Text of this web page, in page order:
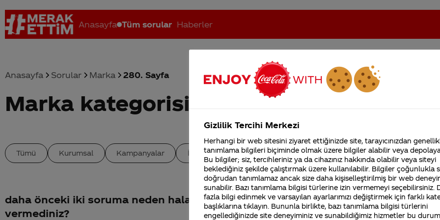
Anasayfa Tüm sorular Haberler
Coca-Cola nerenin malı? Coca cola İsrail malı mı Yani ... Coca-Cola'nın Filistin'de fabr...
Anasayfa Sorular Marka 280. Sayfa
Marka kategorisindeki sorular
Tümü Kurumsal Kampanyalar İçerik Sürdürülebilirlik Marka
daha önceki iki soruma neden hala cevap
vermediniz?
Ben digütürk play maç paketi kazan
ama yazdığımda geçersiz diyor acaba
Kurumsal
4355 Soru
Coca-Cola Şirketi
merak ettikleriniz.
Fabrikalarımız,
sertifikalarımız, faaliyet
gösterdiğimiz ülkeler,
tarihçemiz ve daha
Gizlilik Tercihi Merkezi
Herhangi bir web sitesini ziyaret ettiğinizde site, tarayıcınızdan
tanımlama bilgileri biçiminde olmak üzere bilgiler alabilir veya
Bu bilgiler; siz, tercihleriniz ya da cihazınız hakkında olabilir veya siteyi
beklediğiniz şekilde çalıştırmak üzere kullanılabilir. Bilgiler çoğunlukla
doğrudan tanımlamaz ancak size daha kişiselleştirilmiş bir web
sunabilir. Bazı tanımlama bilgisi türlerine izin vermemeyi seçebilirsiniz.
fazla bilgi edinmek ve varsayılan ayarlarımızı değiştirmek için farklı
başlıklarına tıklayın. Bununla birlikte, bazı tanımlama bilgisi türlerini
engellediğinizde site deneyiminiz ve sunabildiğimiz hizmetler bu